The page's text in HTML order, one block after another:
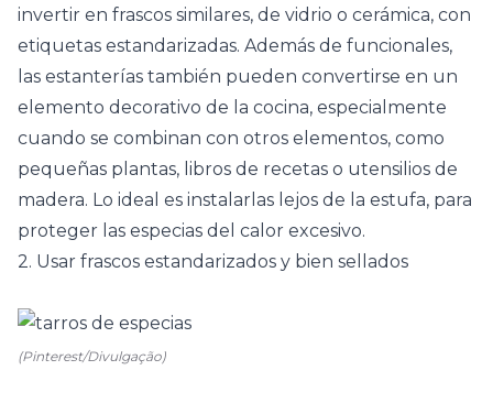
invertir en frascos similares, de vidrio o cerámica, con
etiquetas estandarizadas. Además de funcionales,
las estanterías también pueden convertirse en un
elemento decorativo de la cocina, especialmente
cuando se combinan con otros elementos, como
pequeñas plantas, libros de recetas o utensilios de
madera. Lo ideal es instalarlas lejos de la estufa, para
proteger las especias del calor excesivo.
2. Usar frascos estandarizados y bien sellados
(Pinterest/Divulgação)